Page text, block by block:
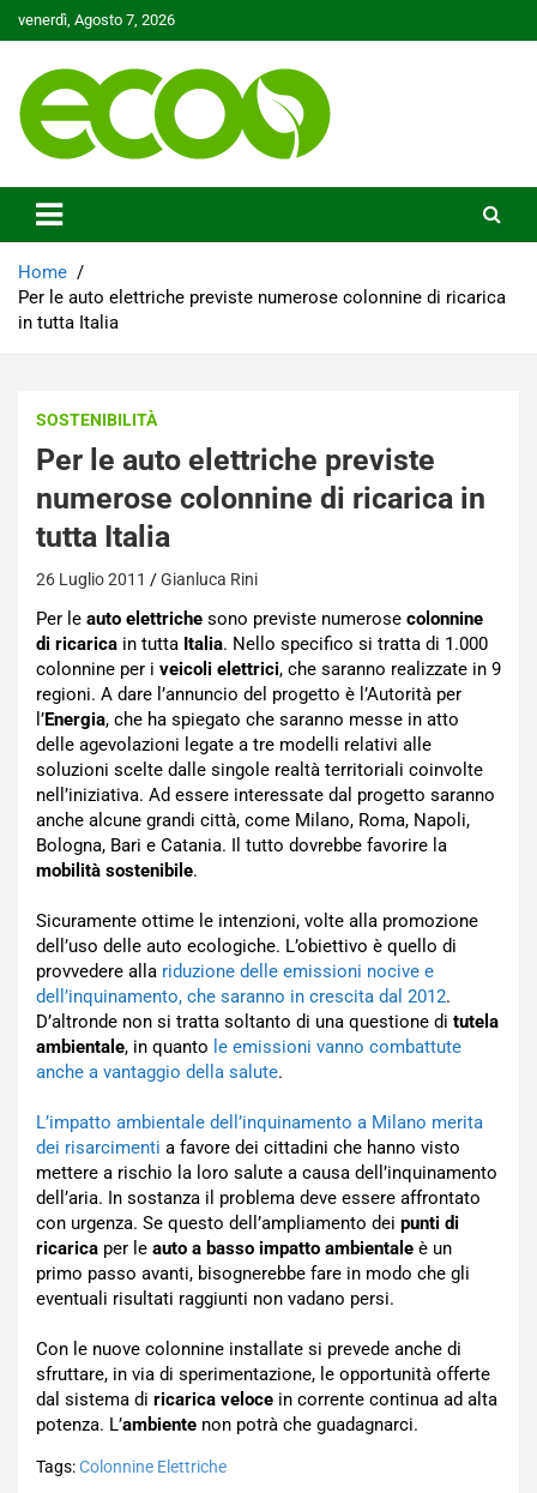
to
venerdì, Agosto 7, 2026
Ecoo.it
Home
Per le auto elettriche previste numerose colonnine di ricarica
in tutta Italia
SOSTENIBILITÀ
Per le auto elettriche previste
numerose colonnine di ricarica in
tutta Italia
26 Luglio 2011 Gianluca Rini
Per le auto elettriche sono previste numerose colonnine
di ricarica in tutta Italia. Nello specifico si tratta di 1.000
colonnine per i veicoli elettrici, che saranno realizzate in 9
regioni. A dare l’annuncio del progetto è l’Autorità per
l’Energia, che ha spiegato che saranno messe in atto
delle agevolazioni legate a tre modelli relativi alle
soluzioni scelte dalle singole realtà territoriali coinvolte
nell’iniziativa. Ad essere interessate dal progetto saranno
anche alcune grandi città, come Milano, Roma, Napoli,
Bologna, Bari e Catania. Il tutto dovrebbe favorire la
mobilità sostenibile.
Sicuramente ottime le intenzioni, volte alla promozione
dell’uso delle auto ecologiche. L’obiettivo è quello di
provvedere alla riduzione delle emissioni nocive e
dell’inquinamento, che saranno in crescita dal 2012.
D’altronde non si tratta soltanto di una questione di tutela
ambientale, in quanto le emissioni vanno combattute
anche a vantaggio della salute.
L’impatto ambientale dell’inquinamento a Milano merita
dei risarcimenti a favore dei cittadini che hanno visto
mettere a rischio la loro salute a causa dell’inquinamento
dell’aria. In sostanza il problema deve essere affrontato
con urgenza. Se questo dell’ampliamento dei punti di
ricarica per le auto a basso impatto ambientale è un
primo passo avanti, bisognerebbe fare in modo che gli
eventuali risultati raggiunti non vadano persi.
Con le nuove colonnine installate si prevede anche di
sfruttare, in via di sperimentazione, le opportunità offerte
dal sistema di ricarica veloce in corrente continua ad alta
potenza. L’ambiente non potrà che guadagnarci.
Tags:Colonnine Elettriche